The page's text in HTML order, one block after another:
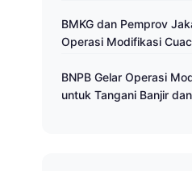
Cuaca
BMKG dan Pemprov
Operasi Modifikasi
BNPB Gelar Operasi
untuk Tangani Banjir